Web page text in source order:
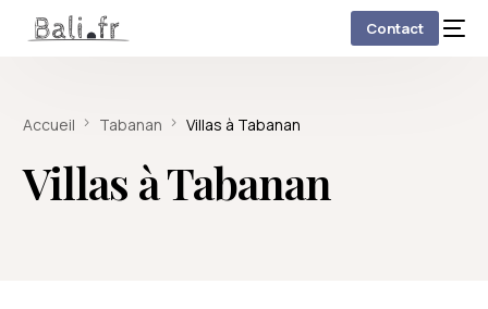
Contact
Accueil Tabanan Villas à Tabanan
Villas à Tabanan